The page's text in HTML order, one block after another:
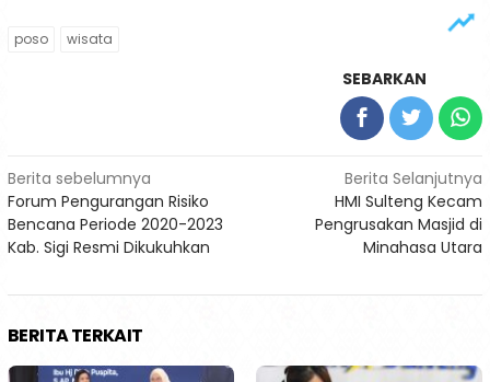
poso wisata
SEBARKAN
Navigasi
pos
Berita sebelumnya
Forum Pengurangan Risiko
Bencana Periode 2020-2023
Kab. Sigi Resmi Dikukuhkan
Berita Selanjutnya
HMI Sulteng Kecam
Pengrusakan Masjid di
Minahasa Utara
BERITA TERKAIT